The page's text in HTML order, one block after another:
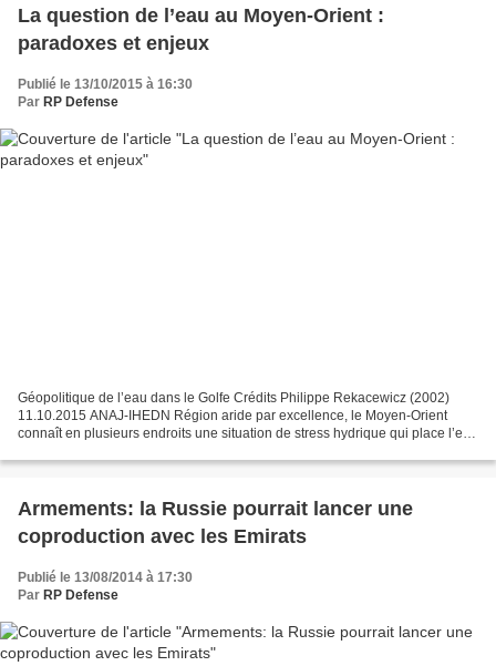
La question de l’eau au Moyen-Orient :
paradoxes et enjeux
Publié le 13/10/2015 à 16:30
Par RP Defense
Géopolitique de l’eau dans le Golfe Crédits Philippe Rekacewicz (2002)
11.10.2015 ANAJ-IHEDN Région aride par excellence, le Moyen-Orient
connaît en plusieurs endroits une situation de stress hydrique qui place l’eau
Armements: la Russie pourrait lancer une
coproduction avec les Emirats
Publié le 13/08/2014 à 17:30
Par RP Defense